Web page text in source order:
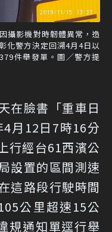
攝影機對時韌體異常，造
化警方決定回溯4月4日以
件舉發單。圖／警方提
在臉書「重車日
月12日7時16分
行經台61西濱公
設置的區間測速
這路段行駛時間
公里超速15公
規通知單逕行舉